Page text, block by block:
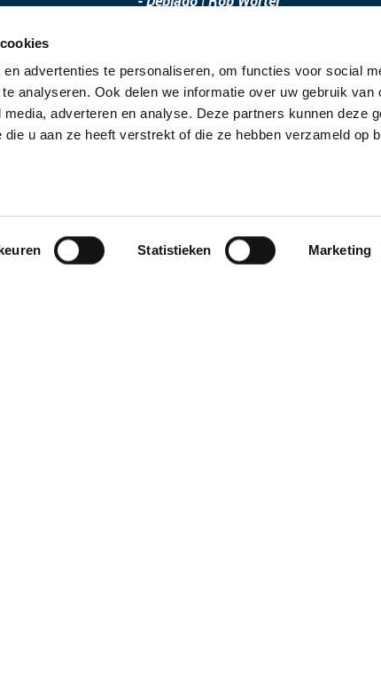
advertenties te personaliseren, om functies voor social
analyseren. Ook delen we informatie over uw gebruik van
adverteren en analyse. Deze partners kunnen deze
u aan ze heeft verstrekt of die ze hebben verzameld op
Statistieken Marketing
servicelocatie schagen
072 20 29 056
info@mulderautoverhuur.nl